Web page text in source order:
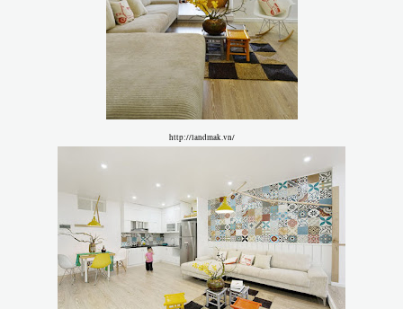
http://landmak.vn/